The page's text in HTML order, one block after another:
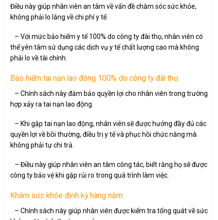
Điều này giúp nhân viên an tâm về vấn đề chăm sóc sức khỏe,
không phải lo lắng về chi phí y tế.
– Với mức bảo hiểm y tế 100% do công ty đài thọ, nhân viên có
thể yên tâm sử dụng các dịch vụ y tế chất lượng cao mà không
phải lo về tài chính.
Bảo hiểm tai nạn lao động 100% do công ty đài thọ:
– Chính sách này đảm bảo quyền lợi cho nhân viên trong trường
hợp xảy ra tai nạn lao động.
– Khi gặp tai nạn lao động, nhân viên sẽ được hưởng đầy đủ các
quyền lợi về bồi thường, điều trị y tế và phục hồi chức năng mà
không phải tự chi trả.
– Điều này giúp nhân viên an tâm công tác, biết rằng họ sẽ được
công ty bảo vệ khi gặp rủi ro trong quá trình làm việc.
Khám sức khỏe định kỳ hàng năm:
– Chính sách này giúp nhân viên được kiểm tra tổng quát về sức